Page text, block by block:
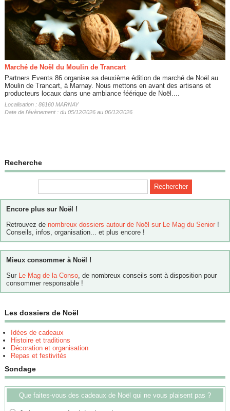
Marché de Noël du Moulin de Trancart
Partners Events 86 organise sa deuxième édition de marché de Noël au
Moulin de Trancart, à Marnay. Nous mettons en avant des artisans et
producteurs locaux dans une ambiance féérique de Noël....
Localisation : 86160 MARNAY
Date de l'évènement : du 05/12/2026 au 06/12/2026
Recherche
Encore plus sur Noël !
Retrouvez de nombreux dossiers autour de Noël sur Le Mag du Senior !
Conseils, infos, organisation... et plus encore !
Mieux consommer à Noël !
Sur Le Mag de la Conso, de nombreux conseils sont à disposition pour
consommer responsable !
Les dossiers de Noël
Idées de cadeaux
Histoire et traditions
Décoration et organisation
Repas et festivités
Sondage
Que faites-vous des cadeaux de Noël qui ne vous plaisent pas ?